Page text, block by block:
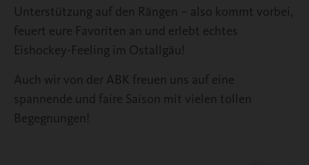
Unterstützung auf den Rängen – also kommt vorbei,
feuert eure Favoriten an und erlebt echtes
Eishockey-Feeling im Ostallgäu!
Auch wir von der ABK freuen uns auf eine
spannende und faire Saison mit vielen tollen
Begegnungen!